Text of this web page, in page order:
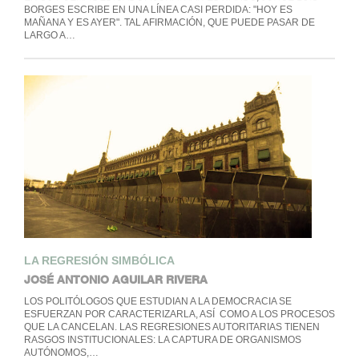
BORGES ESCRIBE EN UNA LÍNEA CASI PERDIDA: "HOY ES
MAÑANA Y ES AYER". TAL AFIRMACIÓN, QUE PUEDE PASAR DE
LARGO A…
LA REGRESIÓN SIMBÓLICA
JOSÉ ANTONIO AGUILAR RIVERA
LOS POLITÓLOGOS QUE ESTUDIAN A LA DEMOCRACIA SE
ESFUERZAN POR CARACTERIZARLA, ASÍ COMO A LOS PROCESOS
QUE LA CANCELAN. LAS REGRESIONES AUTORITARIAS TIENEN
RASGOS INSTITUCIONALES: LA CAPTURA DE ORGANISMOS
AUTÓNOMOS,…